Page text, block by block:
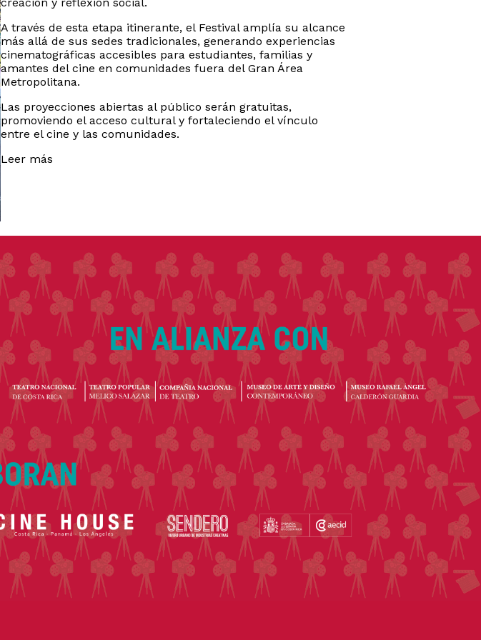
A través de esta etapa itinerante, el Festival amplía su alcance
más allá de sus sedes tradicionales, generando experiencias
cinematográficas accesibles para estudiantes, familias y
amantes del cine en comunidades fuera del Gran Área
Metropolitana.
Las proyecciones abiertas al público serán gratuitas,
promoviendo el acceso cultural y fortaleciendo el vínculo
entre el cine y las comunidades.
Leer más